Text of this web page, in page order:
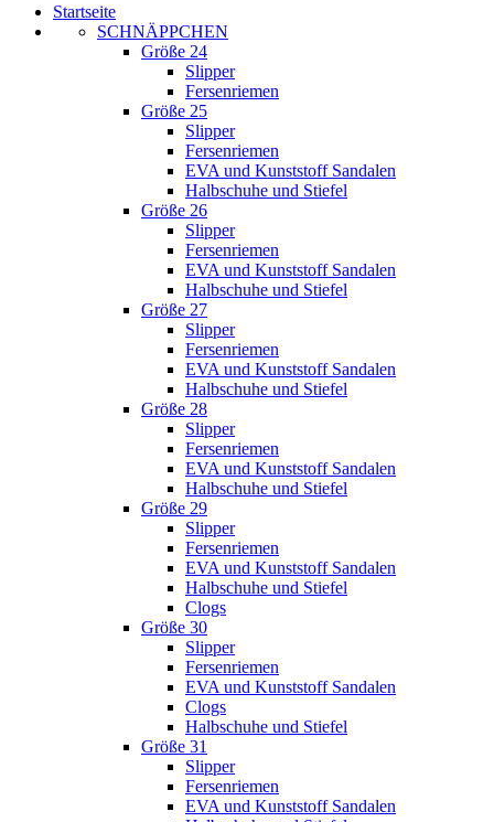
Startseite
SCHNÄPPCHEN
Größe 24
Slipper
Fersenriemen
Größe 25
Slipper
Fersenriemen
EVA und Kunststoff Sandalen
Halbschuhe und Stiefel
Größe 26
Slipper
Fersenriemen
EVA und Kunststoff Sandalen
Halbschuhe und Stiefel
Größe 27
Slipper
Fersenriemen
EVA und Kunststoff Sandalen
Halbschuhe und Stiefel
Größe 28
Slipper
Fersenriemen
EVA und Kunststoff Sandalen
Halbschuhe und Stiefel
Größe 29
Slipper
Fersenriemen
EVA und Kunststoff Sandalen
Halbschuhe und Stiefel
Clogs
Größe 30
Slipper
Fersenriemen
EVA und Kunststoff Sandalen
Clogs
Halbschuhe und Stiefel
Größe 31
Slipper
Fersenriemen
EVA und Kunststoff Sandalen